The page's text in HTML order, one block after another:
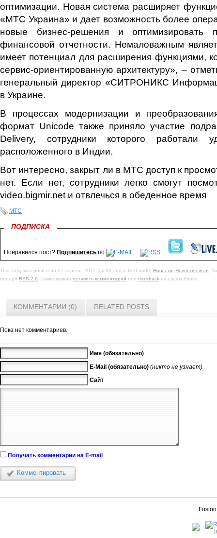
оптимизации. Новая система расширяет
«МТС Украина» и дает возможность более
новые бизнес-решения и оптимизировать
финансовой отчетности. Немаловажным
имеет потенциал для расширения функциями,
сервис-ориентированную архитектуру», –
генеральный директор «СИТРОНИКС
в Украине.
В процессах модернизации и
формат Unicode также приняло участие
Delivery, сотрудники которого работали
расположенного в Индии.
Вот интересно, закрыт ли в МТС доступ к
нет. Если нет, сотрудники легко смогут
video.bigmir.net и отвлечься в обеденное время
МТС
ПОДПИСКА
Понравился пост? Подпишитесь по
This entry was posted on 27 апреля, 2011, 14:00 and is filed under Новости, Новости связи.
through RSS 2.0. также можно оставить комментарий или trackback на своем блоге.
КОММЕНТАРИИ (0) RELATED POSTS
Пока нет комментариев.
Имя (обязательно)
E-Mail (обязательно) (никто не узнает)
Сайт
Получать комментарии на E-mail
Комментировать